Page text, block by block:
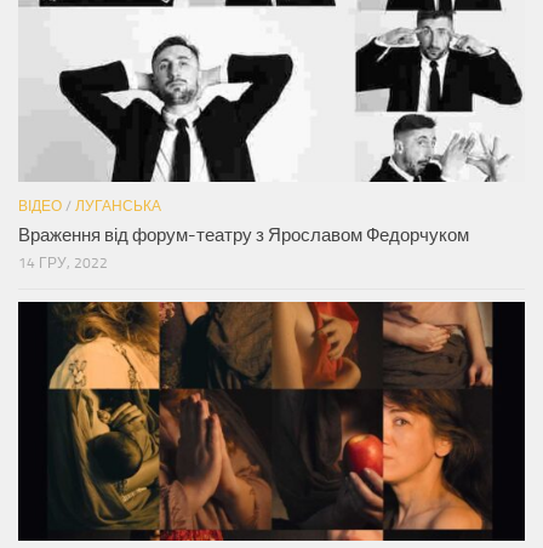
ВІДЕО / ЛУГАНСЬКА
Враження від форум-театру з Ярославом Федорчуком
14 ГРУ, 2022